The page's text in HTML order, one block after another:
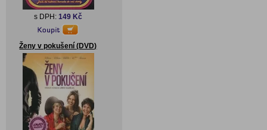
s DPH: 149 Kč
Ženy v pokušení (DVD)